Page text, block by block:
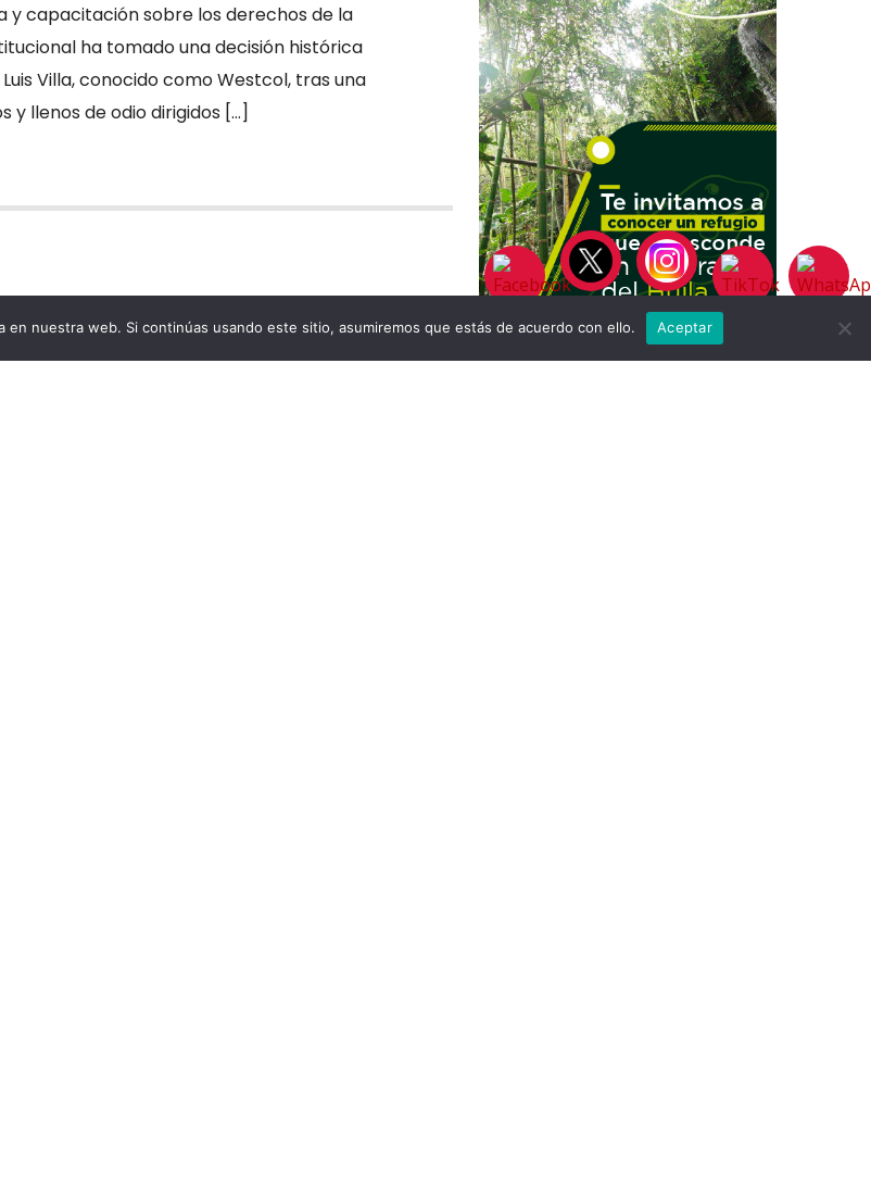
y capacitación sobre los derechos de la
ha tomado una decisión histórica
Villa, conocido como Westcol, tras una
y llenos de odio dirigidos […]
en nuestra web. Si continúas usando este sitio, asumiremos que estás de acuerdo con ello. Aceptar